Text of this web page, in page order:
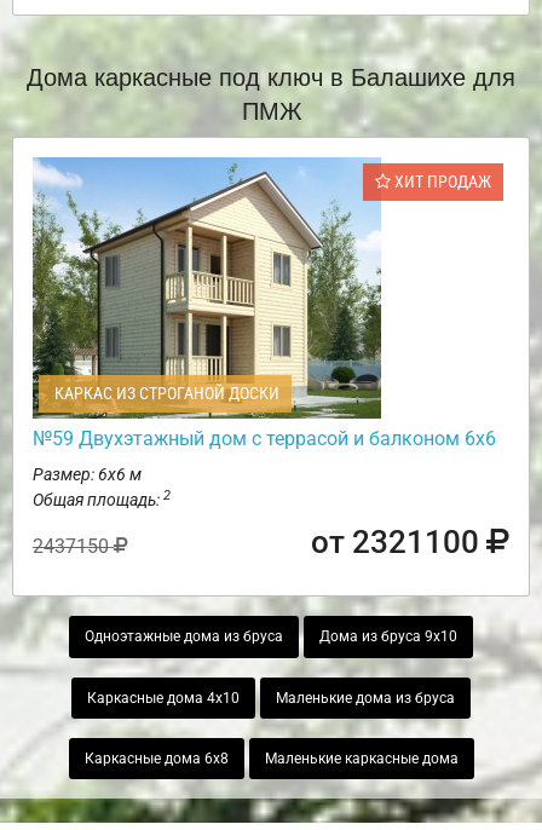
Дома каркасные под ключ в Балашихе для
ПМЖ
ХИТ ПРОДАЖ
КАРКАС ИЗ СТРОГАНОЙ ДОСКИ
№59 Двухэтажный дом с террасой и балконом 6х6
Размер: 6х6 м
Общая площадь: 2
2437150 от 2321100
Одноэтажные дома из бруса Дома из бруса 9х10
Каркасные дома 4х10 Маленькие дома из бруса
Каркасные дома 6х8 Маленькие каркасные дома